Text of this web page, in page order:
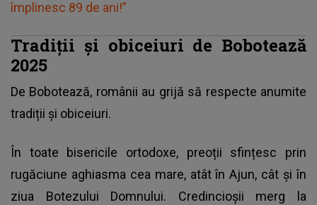
împlinesc 89 de ani!”
Tradiții și obiceiuri de Bobotează
2025
De Bobotează, românii au grijă să respecte anumite
tradiții și obiceiuri.
În toate bisericile ortodoxe, preoții sfințesc prin
rugăciune aghiasma cea mare, atât în Ajun, cât și în
ziua Botezului Domnului. Credincioșii merg la